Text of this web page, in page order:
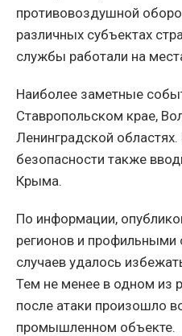
противовоздушной
различных субъектах
службы работали на
Наиболее заметные
Ставропольском крае,
Ленинградской
безопасности также
Крыма.
По информации,
регионов и
случаев удалось
Тем не менее в одном из
после атаки произошло
промышленном объекте.